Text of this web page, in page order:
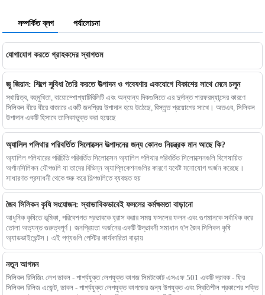
সম্পর্কিত ব্লগ পর্যালোচনা
যোগাযোগ করতে গ্রাহকদের স্বাগতম
জু জিয়ান: শিল্পে সুবিধা তৈরি করতে উত্পাদন ও গবেষণার একযোগে বিকাশের সাথে মেনে চলুন
স্থায়িত্ব, বহুমুখিতা, বায়োম্পোপ্যাটিবিলিটি এবং অন্যান্য দিকগুলিতে এর দুর্দান্ত পারফরম্যান্সের কারণে
সিলিকন ধীরে ধীরে বাজারে একটি জনপ্রিয় উপাদান হয়ে উঠেছে, বিস্তৃত প্রয়োগের সাথে। অতএব, সিলিকন
উপাদান একটি হিসাবে তালিকাভুক্ত করা হয়েছে
অ্যালিল পলিথার পরিবর্তিত সিলোক্সেন উত্পাদনের জন্য কোনও নিয়ন্ত্রক মান আছে কি?
অ্যালিল পলিথারের পরিচিতি পরিবর্তিত সিলোক্সেন অ্যালিল পলিথার পরিবর্তিত সিলোক্সেনগুলি বিশেষায়িত
অর্গানসিলিকন যৌগগুলি যা তাদের বিভিন্ন অ্যাপ্লিকেশনগুলির কারণে যথেষ্ট মনোযোগ অর্জন করেছে।
সাধারণত প্রসাধনী থেকে শুরু করে শিল্পগুলিতে ব্যবহৃত হয়
জৈব সিলিকন কৃষি সংযোজন: স্বাভাবিকভাবেই ফসলের কর্মক্ষমতা বাড়ানো
আধুনিক কৃষিতে ভূমিকা, পরিবেশগত প্রভাবকে হ্রাস করার সময় ফসলের ফলন এবং গুণমানকে সর্বাধিক করে
তোলা অত্যন্ত গুরুত্বপূর্ণ। জনপ্রিয়তা অর্জনের একটি উদ্ভাবনী সমাধান হ'ল জৈব সিলিকন কৃষি
অ্যাডভাইভেন্টস। এই পণ্যগুলি পেস্টির কার্যকারিতা বাড়ায়
নতুন আগমন
সিলিকন রিলিজিং লেপ ডাবল - পার্শ্বযুক্ত লেপযুক্ত কাগজ সিমটকোট এসএফ 501 একটি দ্রাবক - ফ্রি
সিলিকন রিলিজ এজেন্ট, ডাবল - পার্শ্বযুক্ত লেপযুক্ত কাগজের জন্য উপযুক্ত এবং স্থিতিশীল প্রকাশের শক্তি